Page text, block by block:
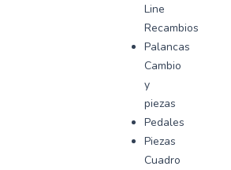
Line
Recambios
Palancas
Cambio
y
piezas
Pedales
Piezas
Cuadro